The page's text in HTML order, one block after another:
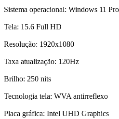
Sistema operacional: Windows 11
Tela: 15.6 Full HD
Resolução: 1920x1080
Taxa atualização: 120Hz
Brilho: 250 nits
Tecnologia tela: WVA antirreflexo
Placa gráfica: Intel UHD Graphics